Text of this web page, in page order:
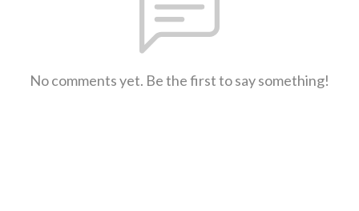
No comments yet. Be the first to say something!